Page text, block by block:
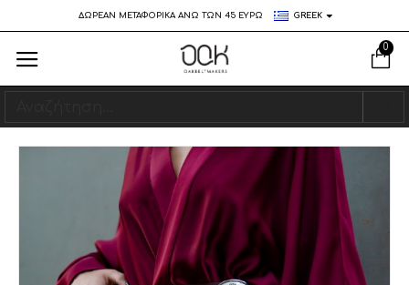
ΔΩΡΕΑΝ ΜΕΤΑΦΟΡΙΚΑ ΑΝΩ ΤΩΝ 45 ΕΥΡΩ GREEK
0